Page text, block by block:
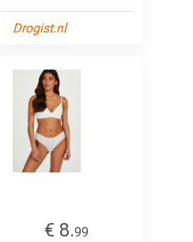
Drogist.nl
€ 8.99